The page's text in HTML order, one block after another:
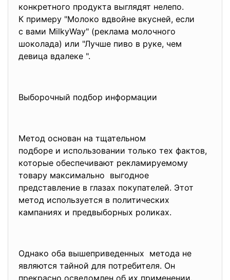
конкретного продукта выглядят нелепо.
К примеру "Молоко вдвойне вкусней, если
с вами MilkyWay" (реклама молочного
шоколада) или "Лучше пиво в руке, чем
девица вдалеке ".
Выборочный подбор информации
Метод основан на тщательном
подборе и использовании только тех фактов,
которые обеспечивают рекламируемому
товару максимально выгодное
представление в глазах покупателей. Этот
метод используется в политических
кампаниях и предвыборных роликах.
Однако оба вышеприведенных метода не
являются тайной для потребителя. Он
прекрасно осведомлен об их применении.